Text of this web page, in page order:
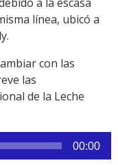
línea, ubicó a
con las
las
de la Leche
00:00